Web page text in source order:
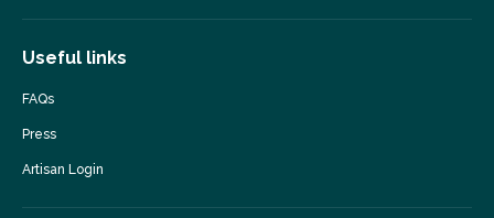
Useful links
FAQs
Press
Artisan Login